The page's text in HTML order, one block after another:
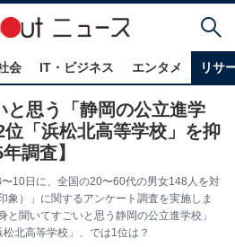
会 IT・ビジネス エンタメ リサ
と思う「静岡の公立進学
「浜松北高等学校」を抑
調査】
10日に、全国の20〜60代の男女148人を対
象）」に関するアンケート調査を実施しま
と聞いてすごいと思う静岡の公立進学校」
北高等学校」、では1位は？